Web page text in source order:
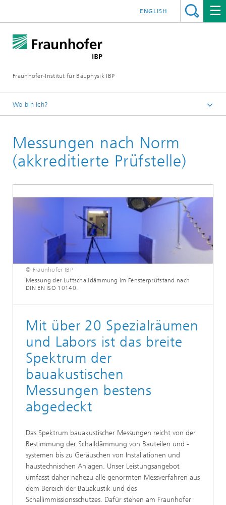
Fraunhofer-Institut für Bauphysik IBP
ENGLISH
Wo bin ich?
Bauakustik
Messungen nach Norm
(akkreditierte Prüfstelle)
© Fraunhofer IBP
Messung der Luftschalldämmung im Fensterprüfstand nach
DIN EN ISO 10140.
Mit über 20 Spezialräumen
und Labors ist das breite
Spektrum der
bauakustischen
Messungen bestens
abgedeckt
Das Spektrum bauakustischer Messungen reicht von der
Bestimmung der Schalldämmung von Bauteilen und -
systemen bis zu Geräuschen von Installationen und
haustechnischen Anlagen. Unser Leistungsangebot
umfasst daher nahezu alle genormten Messverfahren aus
dem Bereich der Bauakustik und des
Schallimmissionsschutzes. Dafür stehen am Fraunhofer